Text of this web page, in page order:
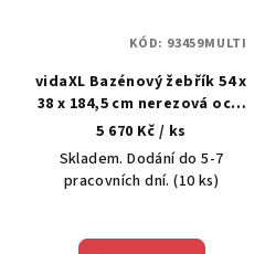
vidaXL Bazénový žebřík 54 x
38 x 184,5 cm nerezová ocel
304
5 670 Kč / ks
Skladem. Dodání do 5-7
pracovních dní.(10 ks)
KÓD: 93459MULTI